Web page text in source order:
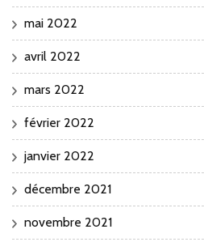
mai 2022
avril 2022
mars 2022
février 2022
janvier 2022
décembre 2021
novembre 2021